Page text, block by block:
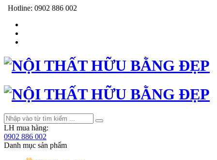
Hotline: 0902 886 002
LH mua hàng:
0902 886 002
Danh mục sản phẩm